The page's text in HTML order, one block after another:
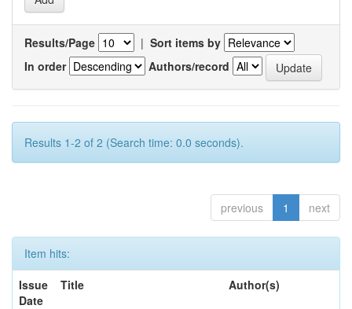
Results/Page | Sort items by
In order
Authors/record
Results 1-2 of 2 (Search time: 0.0 seconds).
previous 1 next
Item hits:
Issue
Date
Title Author(s)